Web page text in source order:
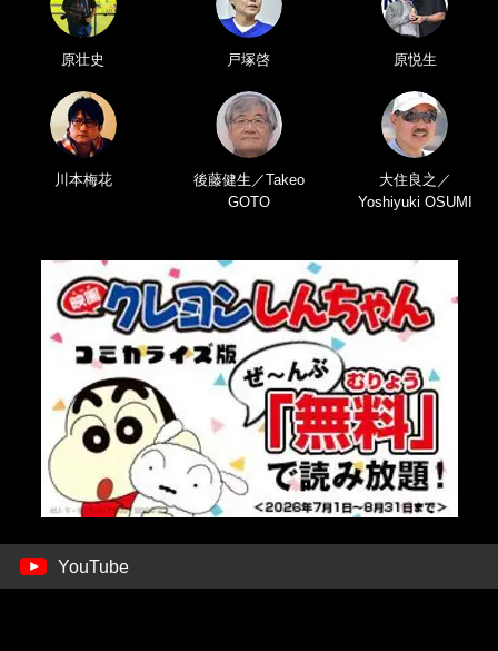
原壮史 戸塚啓 原悦生
川本梅花
後藤健生／Takeo
GOTO
大住良之／
Yoshiyuki OSUMI
YouTube